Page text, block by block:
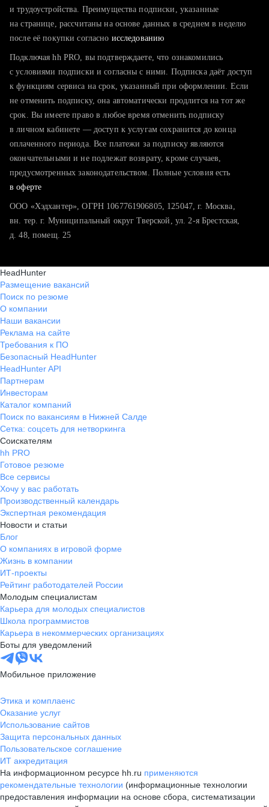
тратите много времени на поиск и вручную поднимаете
хотите сравнить себя с конкурентами и оценить шансы
и трудоустройства. Преимущества подписки, указанные
на странице, рассчитаны на основе данных в среднем в неделю
после её покупки согласно исследованию
Подключая hh PRO, вы подтверждаете, что ознакомились
с условиями подписки и согласны с ними. Подписка даёт доступ
к функциям сервиса на срок, указанный при оформлении. Если
не отменить подписку, она автоматически продлится на тот же
срок. Вы имеете право в любое время отменить подписку
в личном кабинете — доступ к услугам сохранится до конца
оплаченного периода. Все платежи за подписку являются
окончательными и не подлежат возврату, кроме случаев,
предусмотренных законодательством. Полные условия есть
в оферте
ООО «Хэдхантер», ОГРН 1067761906805, 125047, г. Москва,
вн. тер. г. Муниципальный округ Тверской, ул. 2-я Брестская,
д. 48, помещ. 25
HeadHunter
Размещение вакансий
Поиск по резюме
О компании
Наши вакансии
Реклама на сайте
Требования к ПО
Безопасный HeadHunter
HeadHunter API
Партнерам
Инвесторам
Каталог компаний
Поиск по вакансиям в Нижней Салде
Сетка: соцсеть для нетворкинга
Соискателям
hh PRO
Готовое резюме
Все сервисы
Хочу у вас работать
Производственный календарь
Экспертная рекомендация
Новости и статьи
Блог
О компаниях в игровой форме
Жизнь в компании
ИТ-проекты
Рейтинг работодателей России
Молодым специалистам
Карьера для молодых специалистов
Школа программистов
Карьера в некоммерческих организациях
Боты для уведомлений
Мобильное приложение
Этика и комплаенс
Оказание услуг
Использование сайтов
Защита персональных данных
Пользовательское соглашение
ИТ аккредитация
На информационном ресурсе hh.ru применяются
рекомендательные технологии (информационные технологии
предоставления информации на основе сбора, систематизации